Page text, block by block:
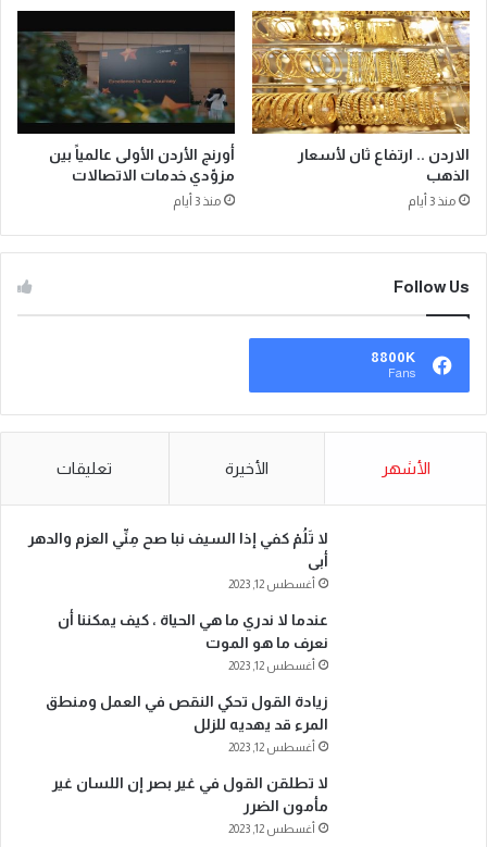
الاردن .. ارتفاع ثان لأسعار
الذهب
منذ 3 أيام
أورنج الأردن الأولى عالمياً بين
مزوّدي خدمات الاتصالات
منذ 3 أيام
Follow Us
8800K
Fans
الأشهر الأخيرة تعليقات
لا تَلُمْ كفي إذا السيف نبا صح مِنِّي العزم والدهر
أبى
أغسطس 12, 2023
عندما لا ندري ما هي الحياة ، كيف يمكننا أن
نعرف ما هو الموت
أغسطس 12, 2023
زيادة القول تحكي النقص في العمل ومنطق
المرء قد يهديه للزلل
أغسطس 12, 2023
لا تطلقن القول في غير بصر إن اللسان غير
مأمون الضرر
أغسطس 12, 2023